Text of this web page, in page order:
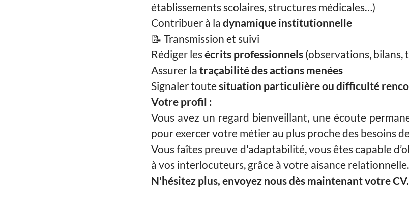
établissements scolaires, structures médicales…)
Contribuer à la dynamique institutionnelle
📝 Transmission et suivi
Rédiger lesécrits professionnels (observations, bilans,
Assurer la traçabilité des actions menées
Signaler toutesituation particulière ou difficulté
Votre profil :
Vous avez un regard bienveillant, une écoute
pour exercer votre métier au plus proche des besoins
Vous faîtes preuve d'adaptabilité, vous êtes capable
à vos interlocuteurs, grâce à votre aisance relationnelle.
N'hésitez plus, envoyez nous dès maintenant votre CV.